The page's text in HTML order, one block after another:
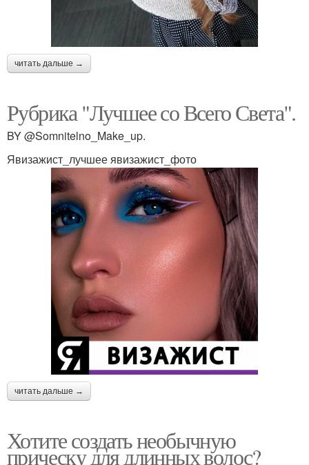
читать дальше →
Рубрика "Лучшее со Всего Света".
BY @Somnitelno_Make_up.
Явизажист_лучшее явизажист_фото
читать дальше →
Хотите создать необычную
прическу для длинных волос?